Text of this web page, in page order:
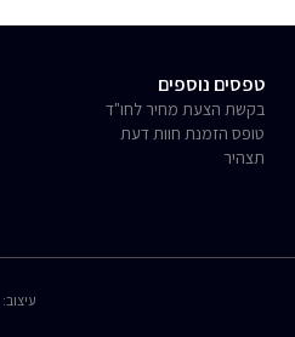
טפסים נוספים
בקשת הצעת מחיר לחו"ד
טופס הזמנת חוות דעת
תצהיר
:עיצוב